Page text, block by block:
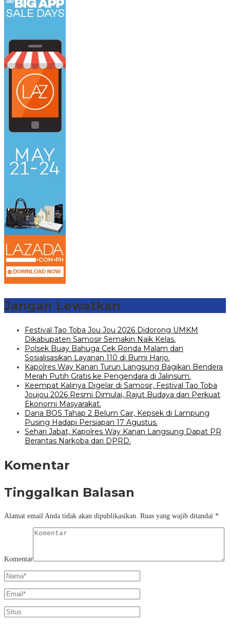
Jangan Lewatkan
Festival Tao Toba Jou Jou 2026 Didorong UMKM
Dikabupaten Samosir Semakin Naik Kelas.
Polsek Buay Bahuga Cek Ronda Malam dan
Sosialisasikan Layanan 110 di Bumi Harjo.
Kapolres Way Kanan Turun Langsung Bagikan Bendera
Merah Putih Gratis ke Pengendara di Jalinsum.
Keempat Kalinya Digelar di Samosir, Festival Tao Toba
Joujou 2026 Resmi Dimulai, Rajut Budaya dan Perkuat
Ekonomi Masyarakat.
Dana BOS Tahap 2 Belum Cair, Kepsek di Lampung
Pusing Hadapi Persiapan 17 Agustus.
Sehari Jabat, Kapolres Way Kanan Langsung Dapat PR
Berantas Narkoba dari DPRD.
Komentar
Tinggalkan Balasan
Alamat email Anda tidak akan dipublikasikan. Ruas yang wajib ditandai *
Komentar